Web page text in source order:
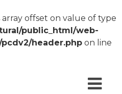
array offset on value of type
public_html/web-
header.php on line